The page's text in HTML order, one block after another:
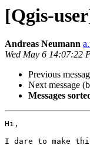
[Qgis-
Andreas Neumann
Wed May 6 14:07:22
Previous
Next message
Messages
Hi,
I dare to make